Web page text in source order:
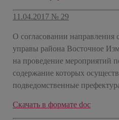
11.04.2017 № 29
О согласовании направления
управы района Восточное
на проведение мероприятий
содержание которых
подведомственные
​Скачать в формате doc